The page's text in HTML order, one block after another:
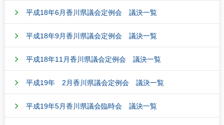
平成18年6月香川県議会定例会 議決一覧
平成18年9月香川県議会定例会 議決一覧
平成18年11月香川県議会定例会 議決一覧
平成19年 2月香川県議会定例会 議決一覧
平成19年5月香川県議会臨時会 議決一覧